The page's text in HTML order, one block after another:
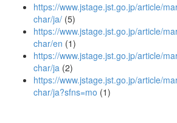
https://www.jstage.jst.go.jp/article/
char/ja/ (5)
https://www.jstage.jst.go.jp/article/
char/en (1)
https://www.jstage.jst.go.jp/article/
char/ja (2)
https://www.jstage.jst.go.jp/article/
char/ja?sfns=mo (1)